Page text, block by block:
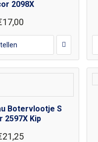
2098X
Botervlootje S
2597X Kip